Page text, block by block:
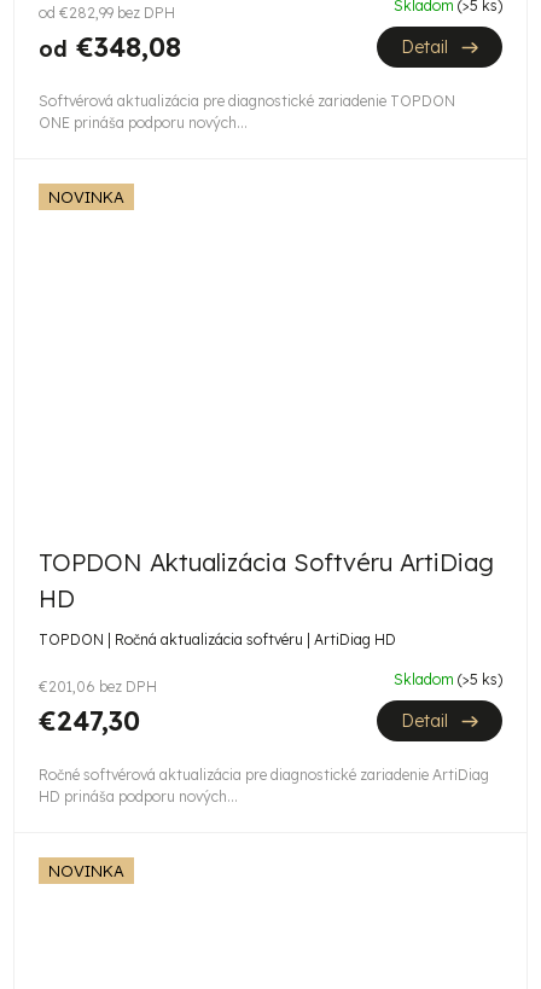
od €282,99 bez DPH
od €348,08
Skladom (>5 ks)
Detail
Softvérová aktualizácia pre diagnostické zariadenie TOPDON
ONE prináša podporu nových...
NOVINKA
TOPDON Aktualizácia Softvéru ArtiDiag
HD
TOPDON | Ročná aktualizácia softvéru | ArtiDiag HD
€201,06 bez DPH
€247,30
Skladom (>5 ks)
Detail
Ročné softvérová aktualizácia pre diagnostické zariadenie ArtiDiag
HD prináša podporu nových...
NOVINKA